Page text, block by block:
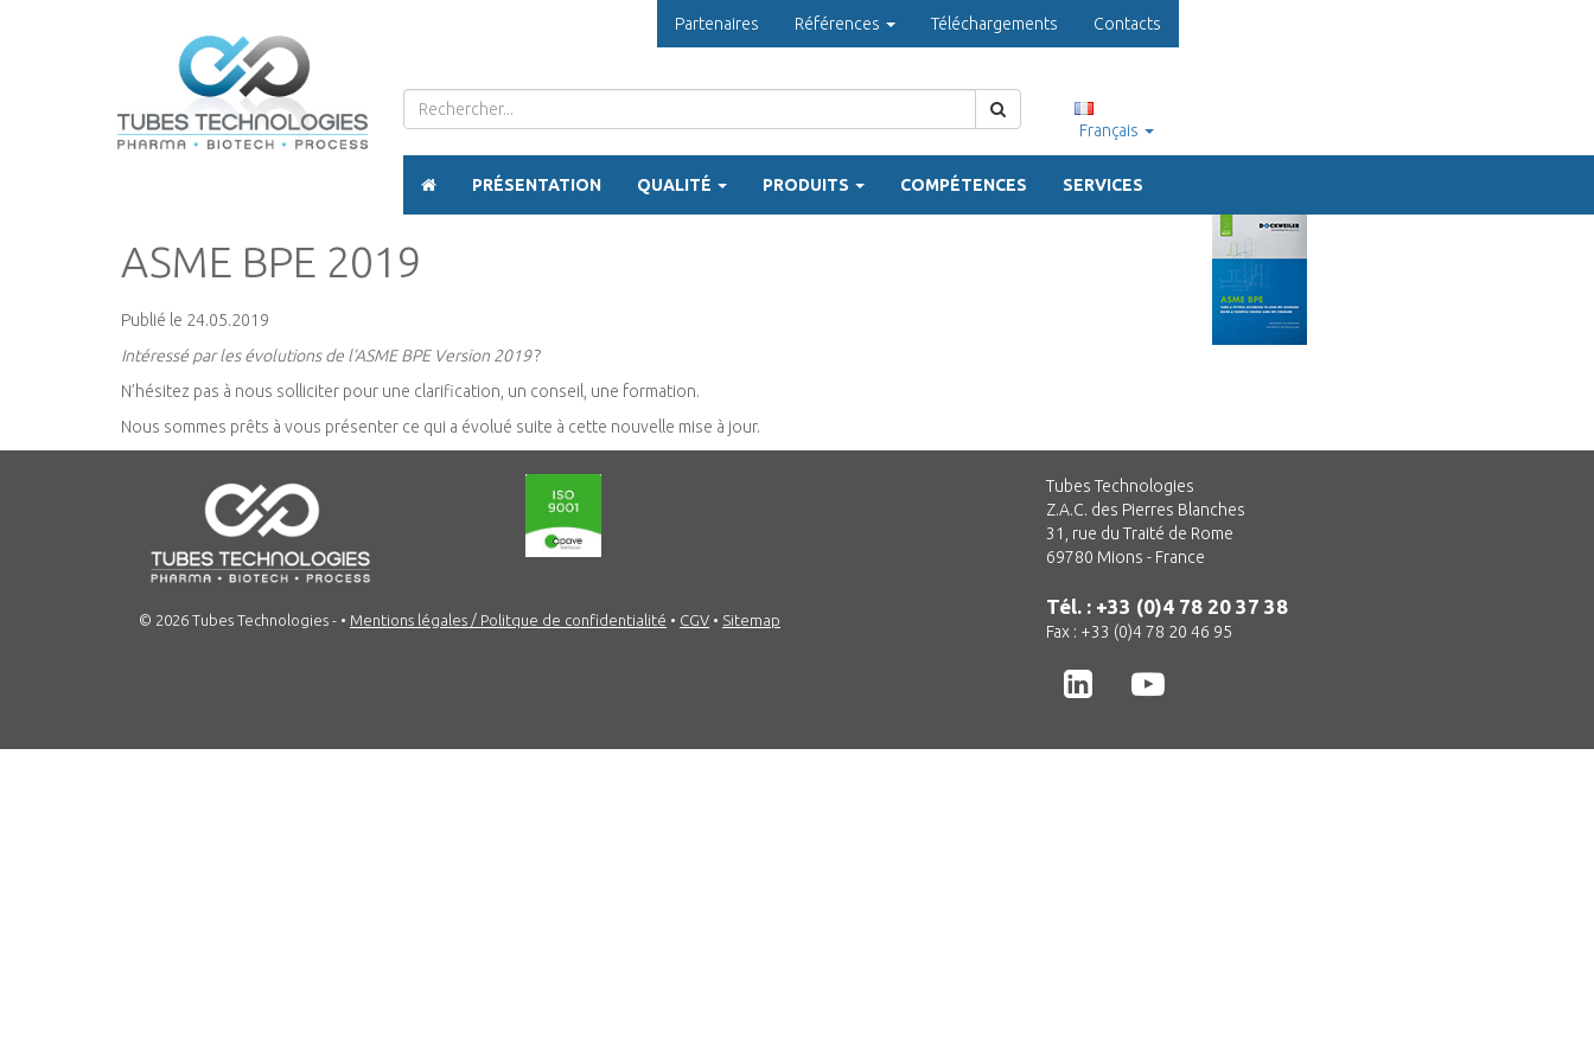
Partenaires Références Téléchargements Contacts
Français
PRÉSENTATION QUALITÉ PRODUITS COMPÉTENCES SERVICES
ASME BPE 2019
Publié le 24.05.2019
Intéressé par les évolutions de l’ASME BPE Version 2019?
N’hésitez pas à nous solliciter pour une clarification, un conseil, une formation.
Nous sommes prêts à vous présenter ce qui a évolué suite à cette nouvelle mise à jour.
© 2026 Tubes Technologies - • Mentions légales / Politque de confidentialité • CGV • Sitemap
Tubes Technologies
Z.A.C. des Pierres Blanches
31, rue du Traité de Rome
69780 Mions - France
Tél. : +33 (0)4 78 20 37 38
Fax : +33 (0)4 78 20 46 95